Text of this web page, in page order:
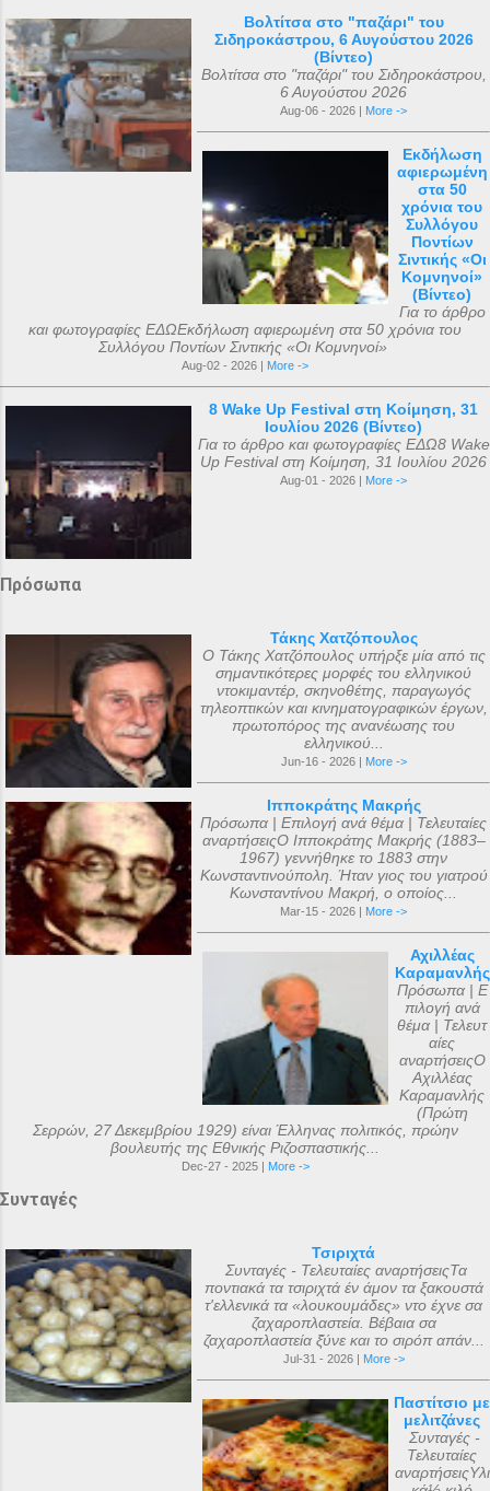
Βολτίτσα στο "παζάρι" του
Σιδηροκάστρου, 6 Αυγούστου 2026
(Βίντεο)
Βολτίτσα στο "παζάρι" του Σιδηροκάστρου,
6 Αυγούστου 2026
Aug-06 - 2026 | More ->
Εκδήλωση
αφιερωμένη
στα 50
χρόνια του
Συλλόγου
Ποντίων
Σιντικής «Οι
Κομνηνοί»
(Βίντεο)
Για το άρθρο
και φωτογραφίες ΕΔΩΕκδήλωση αφιερωμένη στα 50 χρόνια του
Συλλόγου Ποντίων Σιντικής «Οι Κομνηνοί»
Aug-02 - 2026 | More ->
8 Wake Up Festival στη Κοίμηση, 31
Ιουλίου 2026 (Βίντεο)
Για το άρθρο και φωτογραφίες ΕΔΩ8 Wake
Up Festival στη Κοίμηση, 31 Ιουλίου 2026
Aug-01 - 2026 | More ->
Πρόσωπα
Τάκης Χατζόπουλος
Ο Τάκης Χατζόπουλος υπήρξε μία από τις
σημαντικότερες μορφές του ελληνικού
ντοκιμαντέρ, σκηνοθέτης, παραγωγός
τηλεοπτικών και κινηματογραφικών έργων,
πρωτοπόρος της ανανέωσης του
ελληνικού...
Jun-16 - 2026 | More ->
Ιπποκράτης Μακρής
Πρόσωπα | Επιλογή ανά θέμα | Τελευταίες
αναρτήσειςΟ Ιπποκράτης Μακρής (1883–
1967) γεννήθηκε το 1883 στην
Κωνσταντινούπολη. Ήταν γιος του γιατρού
Κωνσταντίνου Μακρή, ο οποίος...
Mar-15 - 2026 | More ->
Αχιλλέας
Καραμανλής
Πρόσωπα | Ε
πιλογή ανά
θέμα | Τελευτ
αίες
αναρτήσειςΟ
Αχιλλέας
Καραμανλής
(Πρώτη
Σερρών, 27 Δεκεμβρίου 1929) είναι Έλληνας πολιτικός, πρώην
βουλευτής της Εθνικής Ριζοσπαστικής...
Dec-27 - 2025 | More ->
Συνταγές
Τσιριχτά
Συνταγές - Τελευταίες αναρτήσειςΤα
ποντιακά τα τσιριχτά έν άμον τα ξακουστά
τ'ελλενικά τα «λουκουμάδες» ντο έχνε σα
ζαχαροπλαστεία. Βέβαια σα
ζαχαροπλαστεία ξ̌ύνε και το σιρόπ απάν...
Jul-31 - 2026 | More ->
Παστίτσιο με
μελιτζάνες
Συνταγές -
Τελευταίες
αναρτήσειςΥλι